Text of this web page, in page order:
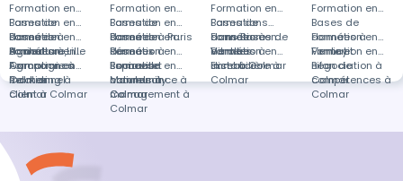
Formation en
Bases de
données à
Bordeaux
Formation en
Bases de
données à Paris
Formation en
Bases de
données à
Vitrolles
Formation en
Bases de
données à
Firminy
Formation en
Bases de
données à Lille
Formation en
Bases de
données à
Bonneville
Formations
dans Bases de
données à
distance
Formation en
Agriculture,
Agronomie à
Colmar
Formation en
Réseaux
sociaux et
community
management à
Colmar
Formation en
Vente
immobilière à
Colmar
Formation en
Vente et
négociation à
Colmar
Formation en
Campagnes
marketing à
Colmar
Formation en
Espaces
naturels à
Colmar
Formation en
Excel à Colmar
Formation en
Bilan de
compétences à
Colmar
Formation en
Relationnel
client à Colmar
Formation en
Maintenance à
Colmar